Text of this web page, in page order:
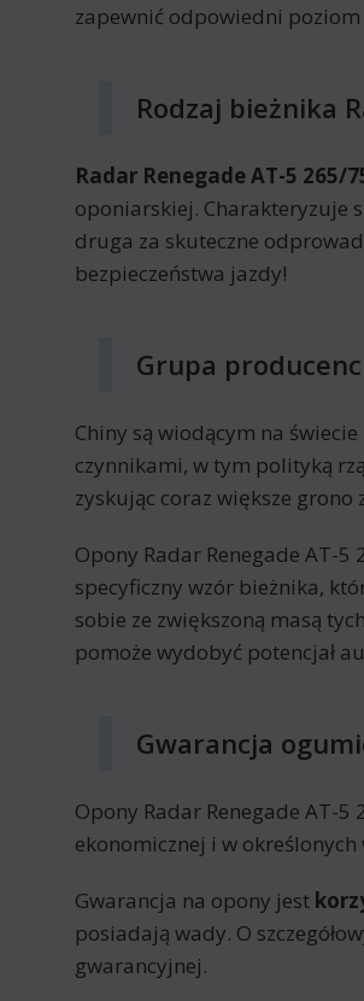
zapewnić odpowiedni poziom
Rodzaj bieżnika
Radar Renegade AT-5 265/
oponiarskiej. Charakteryzuje
druga za skuteczne
bezpieczeństwa jazdy!
Grupa
Chiny są wiodącym na
czynnikami, w tym polityką
zyskując coraz większe
Opony Radar Renegade AT-5
specyficzny wzór bieżnika,
sobie ze zwiększoną masą
pomoże wydobyć potencjał
Gwarancja
Opony Radar Renegade AT-
ekonomicznej i w
Gwarancja na opony jest
posiadają wady. O
gwarancyjnej.